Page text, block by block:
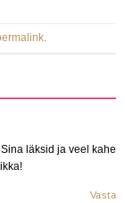
.
läksid ja veel kahe
Vasta